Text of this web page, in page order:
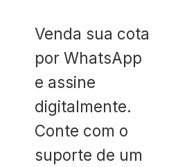
Venda sua cota
por WhatsApp
e assine
digitalmente.
Conte com o
suporte de um